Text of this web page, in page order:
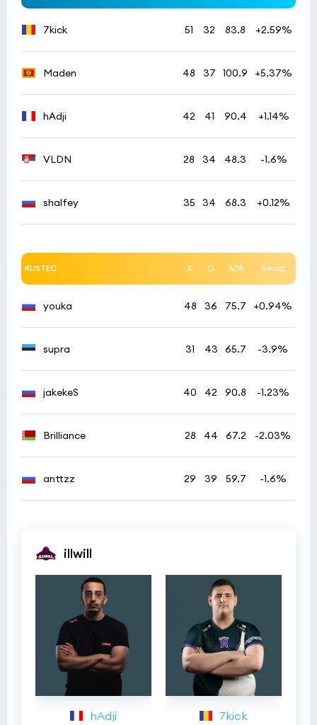
7kick 51 32 83.8 +2.59%
Maden 48 37 100.9 +5.37%
hAdji 42 41 90.4 +1.14%
VLDN 28 34 48.3 -1.6%
shalfey 35 34 68.3 +0.12%
RUSTEC K D ADR Swing
youka 48 36 75.7 +0.94%
supra 31 43 65.7 -3.9%
jakekeS 40 42 90.8 -1.23%
Brilliance 28 44 67.2 -2.03%
anttzz 29 39 59.7 -1.6%
illwill
hAdji 7kick